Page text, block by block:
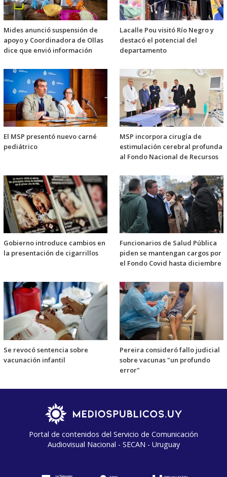
Mides anunció suspensión de
apoyo y Coordinadora de Ollas
dice que envió información
Lacalle Pou visitó Río Negro y
destacó el potencial del
departamento
El MSP presentó nuevo carné
pediátrico
MSP incorpora cirugía de
estimulación cerebral profunda
al Fondo Nacional de Recursos
Gobierno introduce cambios en
la presentación de cigarrillos
Funcionarios de Salud Pública
piden se mantengan cargos por
el Fondo Covid hasta diciembre
Se revocó sentencia sobre
vacunación infantil
Pereira consideró fallo judicial
sobre vacunas "un profundo
error"
Portal de contenidos del Servicio de Comunicación
Audiovisual Nacional - SECAN - Uruguay